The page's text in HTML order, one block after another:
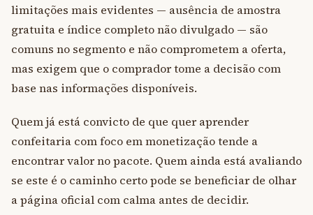
limitações mais evidentes — ausência de amostra
gratuita e índice completo não divulgado — são
comuns no segmento e não comprometem a oferta,
mas exigem que o comprador tome a decisão com
base nas informações disponíveis.
Quem já está convicto de que quer aprender
confeitaria com foco em monetização tende a
encontrar valor no pacote. Quem ainda está avaliando
se este é o caminho certo pode se beneficiar de olhar
a página oficial com calma antes de decidir.